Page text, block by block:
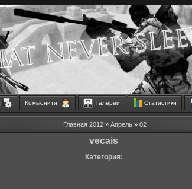
Комьюнити Галереи Статистики
Главная 2012 » Апрель » 02
vecais
Категория: